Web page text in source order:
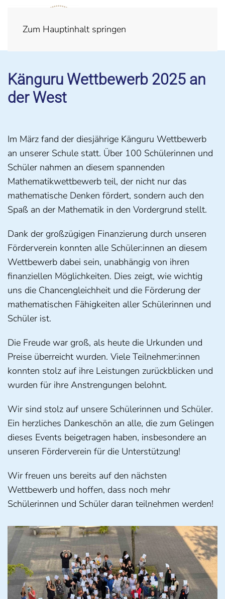
Zum Hauptinhalt springen
Känguru Wettbewerb 2025 an
der West
Im März fand der diesjährige Känguru Wettbewerb
an unserer Schule statt. Über 100 Schülerinnen und
Schüler nahmen an diesem spannenden
Mathematikwettbewerb teil, der nicht nur das
mathematische Denken fördert, sondern auch den
Spaß an der Mathematik in den Vordergrund stellt.
Dank der großzügigen Finanzierung durch unseren
Förderverein konnten alle Schüler:innen an diesem
Wettbewerb dabei sein, unabhängig von ihren
finanziellen Möglichkeiten. Dies zeigt, wie wichtig
uns die Chancengleichheit und die Förderung der
mathematischen Fähigkeiten aller Schülerinnen und
Schüler ist.
Die Freude war groß, als heute die Urkunden und
Preise überreicht wurden. Viele Teilnehmer:innen
konnten stolz auf ihre Leistungen zurückblicken und
wurden für ihre Anstrengungen belohnt.
Wir sind stolz auf unsere Schülerinnen und Schüler.
Ein herzliches Dankeschön an alle, die zum Gelingen
dieses Events beigetragen haben, insbesondere an
unseren Förderverein für die Unterstützung!
Wir freuen uns bereits auf den nächsten
Wettbewerb und hoffen, dass noch mehr
Schülerinnen und Schüler daran teilnehmen werden!